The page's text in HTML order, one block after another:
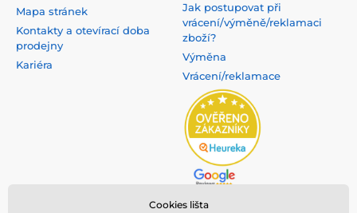
Mapa stránek
Kontakty a otevírací doba
prodejny
Kariéra
Jak postupovat při
vrácení/výměně/reklamaci
zboží?
Výměna
Vrácení/reklamace
Cookies lišta